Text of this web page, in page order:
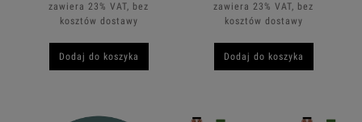
zawiera 23% VAT, bez
kosztów dostawy
Dodaj do koszyka
zawiera 23% VAT, bez
kosztów dostawy
Dodaj do koszyka